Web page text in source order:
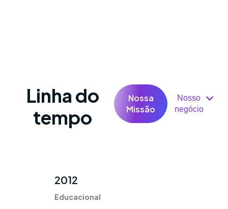
Linha do
tempo
Nossa
Missão
Nosso
negócio
2012
Educacional